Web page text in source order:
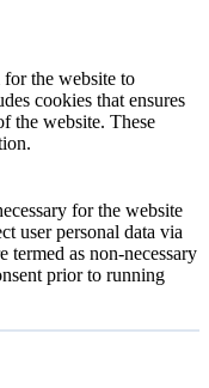
for the website to
cookies that ensures
the website. These
for the website
user personal data via
termed as non-necessary
prior to running